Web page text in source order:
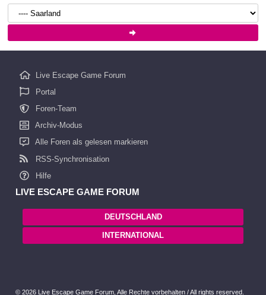
Live Escape Game Forum
Portal
Foren-Team
Archiv-Modus
Alle Foren als gelesen markieren
RSS-Synchronisation
Hilfe
LIVE ESCAPE GAME FORUM
DEUTSCHLAND
INTERNATIONAL
© 2026 Live Escape Game Forum, Alle Rechte vorbehalten / All rights reserved.